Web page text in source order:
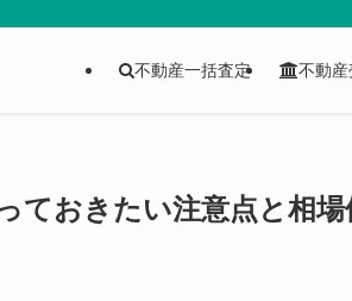
不動産一括査定 不動産
ておきたい注意点と相